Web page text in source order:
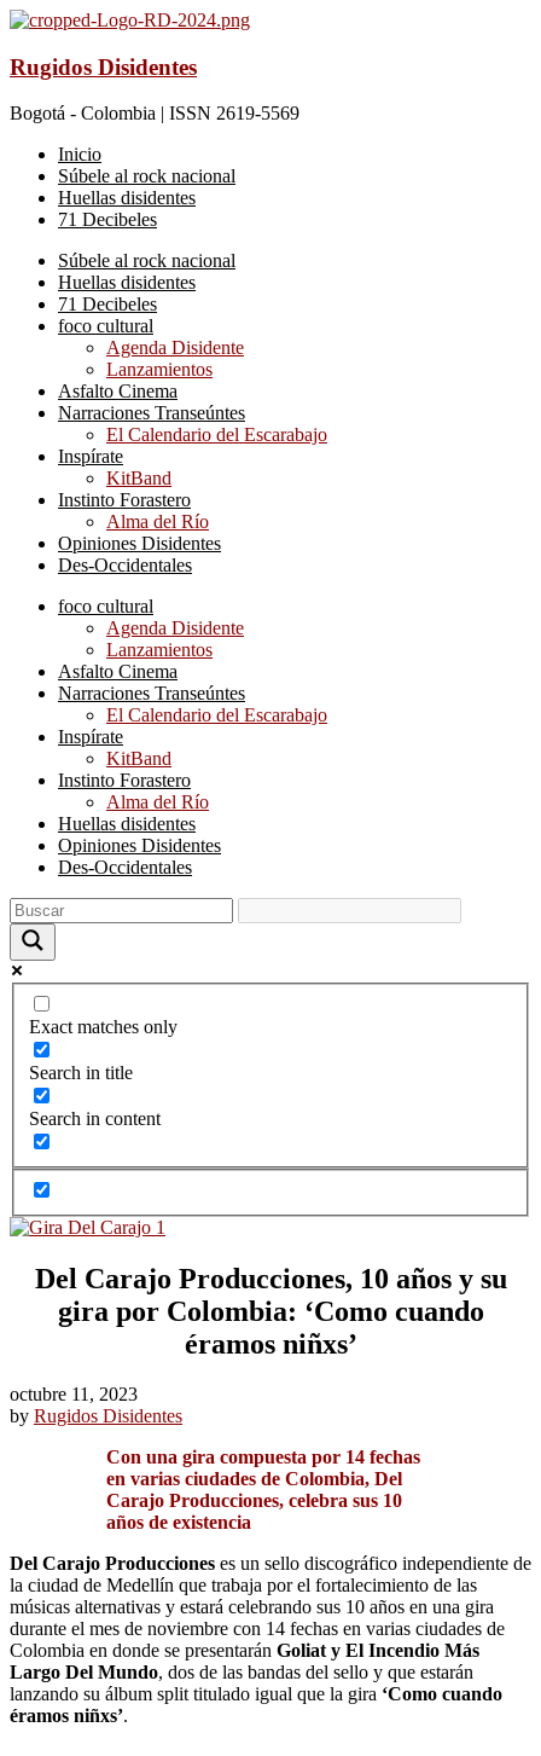
Rugidos Disidentes
Bogotá - Colombia | ISSN 2619-5569
Inicio
Súbele al rock nacional
Huellas disidentes
71 Decibeles
Súbele al rock nacional
Huellas disidentes
71 Decibeles
foco cultural
Agenda Disidente
Lanzamientos
Asfalto Cinema
Narraciones Transeúntes
El Calendario del Escarabajo
Inspírate
KitBand
Instinto Forastero
Alma del Río
Opiniones Disidentes
Des-Occidentales
foco cultural
Agenda Disidente
Lanzamientos
Asfalto Cinema
Narraciones Transeúntes
El Calendario del Escarabajo
Inspírate
KitBand
Instinto Forastero
Alma del Río
Huellas disidentes
Opiniones Disidentes
Des-Occidentales
Exact matches only
Search in title
Search in content
Del Carajo Producciones, 10 años y su
gira por Colombia: ‘Como cuando
éramos niñxs’
octubre 11, 2023
by Rugidos Disidentes
Con una gira compuesta por 14 fechas
en varias ciudades de Colombia, Del
Carajo Producciones, celebra sus 10
años de existencia
Del Carajo Producciones es un sello discográfico independiente de
la ciudad de Medellín que trabaja por el fortalecimiento de las
músicas alternativas y estará celebrando sus 10 años en una gira
durante el mes de noviembre con 14 fechas en varias ciudades de
Colombia en donde se presentarán Goliat y El Incendio Más
Largo Del Mundo, dos de las bandas del sello y que estarán
lanzando su álbum split titulado igual que la gira ‘Como cuando
éramos niñxs’.